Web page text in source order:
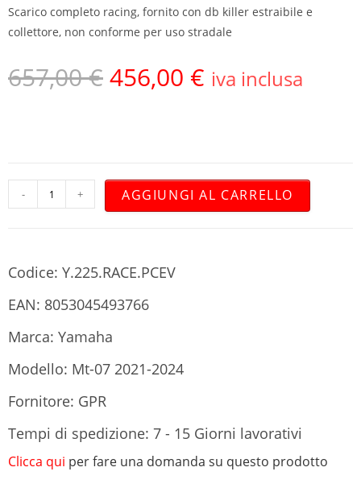
Scarico completo racing, fornito con db killer estraibile e
collettore, non conforme per uso stradale
657,00€456,00 € iva inclusa
- + AGGIUNGI AL CARRELLO
Codice: Y.225.RACE.PCEV
EAN: 8053045493766
Marca: Yamaha
Modello: Mt-07 2021-2024
Fornitore: GPR
Tempi di spedizione: 7 - 15 Giorni lavorativi
Clicca qui per fare una domanda su questo prodotto